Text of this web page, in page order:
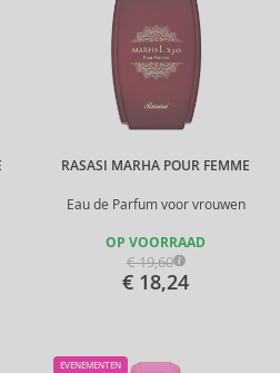
RASASI MARHA POUR FEMME
Eau de Parfum voor vrouwen
OP VOORRAAD
€ 19,60
€ 18,24
EVENEMENTEN